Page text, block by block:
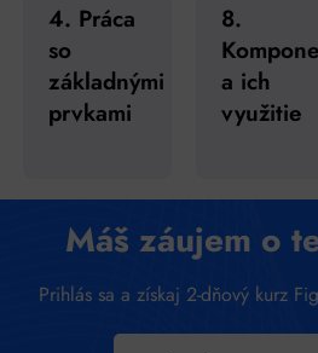
4. Práca
so
základnými
prvkami
8.
a ich
využitie
Máš záujem o
Prihlás sa a získaj 2-dňový kurz